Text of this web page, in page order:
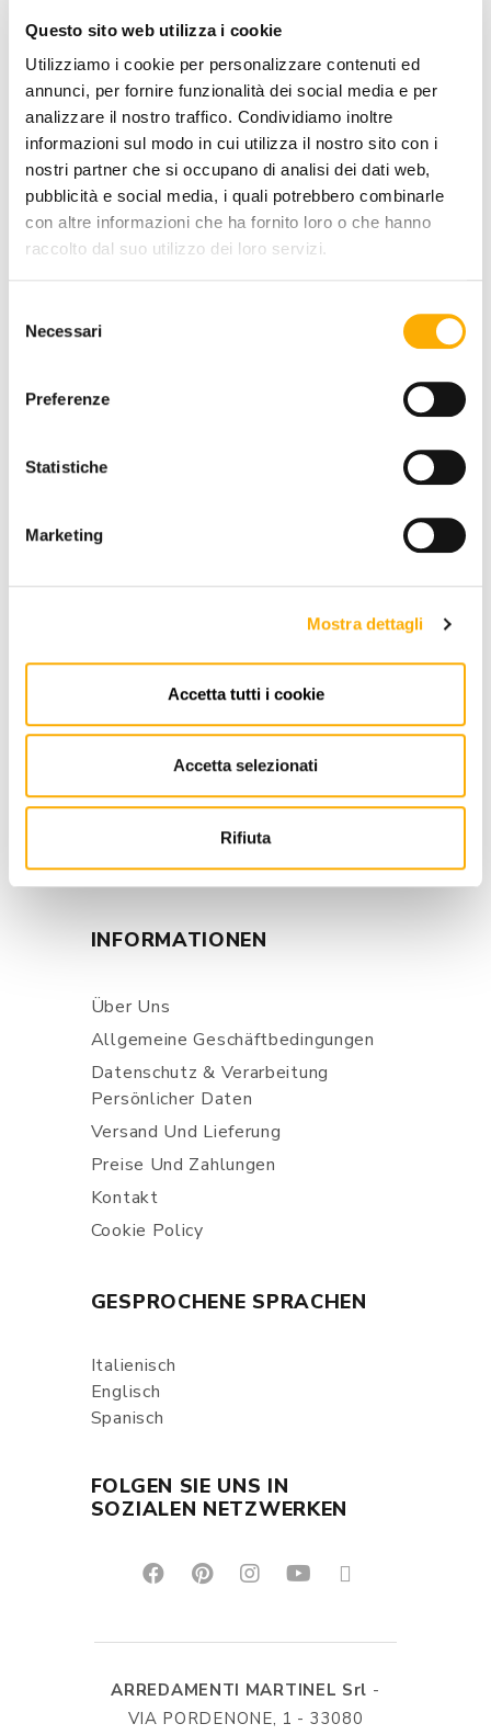
Questo sito web utilizza i cookie
Utilizziamo i cookie per personalizzare contenuti ed
annunci, per fornire funzionalità dei social media e per
analizzare il nostro traffico. Condividiamo inoltre
informazioni sul modo in cui utilizza il nostro sito con i
nostri partner che si occupano di analisi dei dati web,
pubblicità e social media, i quali potrebbero combinarle
con altre informazioni che ha fornito loro o che hanno
raccolto dal suo utilizzo dei loro servizi.
delNecessari
Preferenze
Statistiche
Marketing
Mostra dettagli
Accetta tutti i cookie
Accetta selezionati
Rifiuta
STRUKTUR AUSFÜHRUNG:
INFORMATIONEN
KONTAKTE
Via Pordenone, 1 - Poincicco Di
store@martinelstore.com
+39 0434 623137
+39 376/2399891
INFORMATIONEN
Über Uns
Allgemeine Geschäftbedingungen
Datenschutz & Verarbeitung
Persönlicher Daten
Versand Und Lieferung
Preise Und Zahlungen
Kontakt
Cookie Policy
GESPROCHENE SPRACHEN
Italienisch
Englisch
Spanisch
FOLGEN SIE UNS IN
SOZIALEN NETZWERKEN
ARREDAMENTI MARTINEL Srl -
VIA PORDENONE, 1 - 33080